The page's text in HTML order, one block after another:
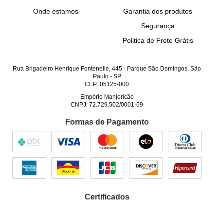
Onde estamos
Garantia dos produtos
Segurança
Politica de Frete Grátis
Rua Brigadeiro Henrique Fontenelle, 445 - Parque São Domingos, São
Paulo- SP
CEP: 05125-000
Empório Manjericão
CNPJ: 72.729.502/0001-69
Formas de Pagamento
Certificados